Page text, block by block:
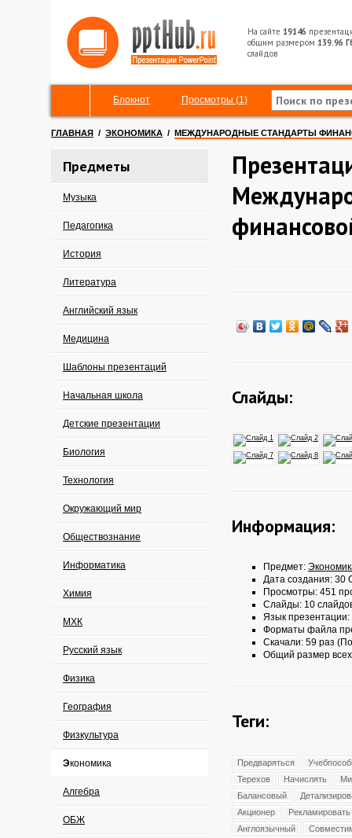
На сайте 19146
общим размером 139.96
слайдов
Блокнот Просмотры (1)
ГЛАВНАЯ / ЭКОНОМИКА / МЕЖДУНАРОДНЫЕ СТАНДАРТЫ
Предметы
Музыка
Педагогика
История
Литература
Английский язык
Медицина
Шаблоны презентаций
Начальная школа
Детские презентации
Биология
Технология
Окружающий мир
Обществознание
Информатика
Химия
МХК
Русский язык
Физика
География
Физкультура
Экономика
Алгебра
ОБЖ
Слайды:
Информация:
Предмет:
Дата создания: 30
Просмотры: 451
Слайды: 10
Язык презентации:
Форматы файла
Скачали: 59 раз
Общий размер
Теги:
Предваряться
Терехов
Начислять
Балансовый
Акционер
Рекламировать
Англоязычный